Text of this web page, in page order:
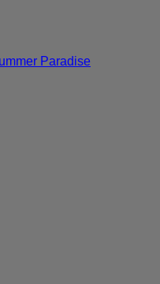
Paradise